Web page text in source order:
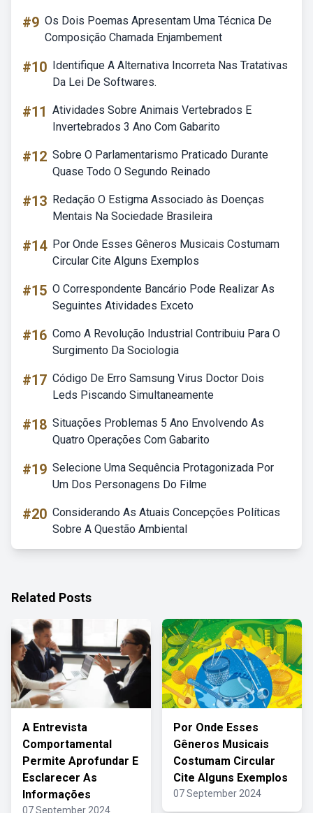
#9 Os Dois Poemas Apresentam Uma Técnica De
Composição Chamada Enjambement
#10 Identifique A Alternativa Incorreta Nas Tratativas
Da Lei De Softwares.
#11 Atividades Sobre Animais Vertebrados E
Invertebrados 3 Ano Com Gabarito
#12 Sobre O Parlamentarismo Praticado Durante
Quase Todo O Segundo Reinado
#13 Redação O Estigma Associado às Doenças
Mentais Na Sociedade Brasileira
#14 Por Onde Esses Gêneros Musicais Costumam
Circular Cite Alguns Exemplos
#15 O Correspondente Bancário Pode Realizar As
Seguintes Atividades Exceto
#16 Como A Revolução Industrial Contribuiu Para O
Surgimento Da Sociologia
#17 Código De Erro Samsung Virus Doctor Dois
Leds Piscando Simultaneamente
#18 Situações Problemas 5 Ano Envolvendo As
Quatro Operações Com Gabarito
#19 Selecione Uma Sequência Protagonizada Por
Um Dos Personagens Do Filme
#20 Considerando As Atuais Concepções Políticas
Sobre A Questão Ambiental
Related Posts
A Entrevista
Comportamental
Permite Aprofundar E
Esclarecer As
Informações
07 September 2024
Por Onde Esses
Gêneros Musicais
Costumam Circular
Cite Alguns Exemplos
07 September 2024